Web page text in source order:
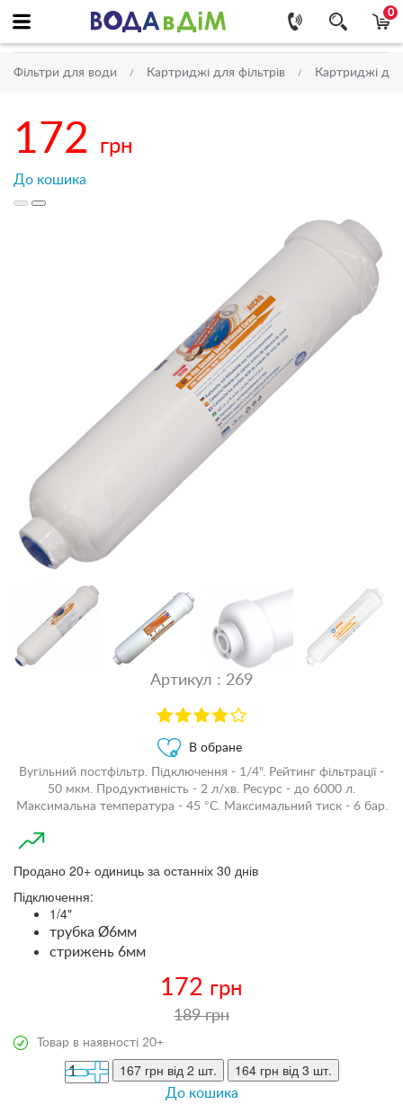
0
Фільтри для води Картриджі для фільтрів Картриджі
172 грн
До кошика
Артикул : 269
В обране
Вугільний постфільтр. Підключення - 1/4". Рейтинг фільтрації -
50 мкм. Продуктивність - 2 л/хв. Ресурс - до 6000 л.
Максимальна температура - 45 °С. Максимальний тиск - 6 бар.
Продано 20+ одиниць за останніх 30 днів
Підключення:
1/4"
трубка Ø6мм
стрижень 6мм
172 грн
189 грн
Товар в наявності 20+
167 грн від 2 шт. 164 грн від 3 шт.
До кошика